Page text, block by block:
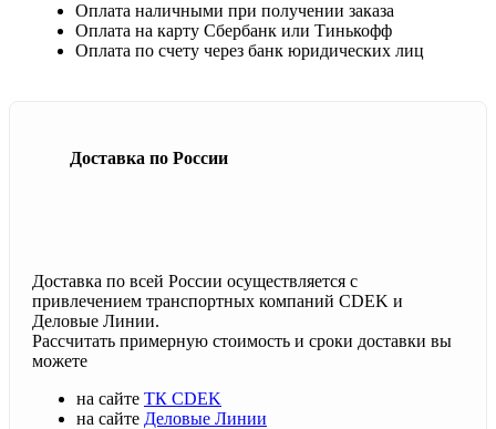
Оплата наличными при получении заказа
Оплата на карту Сбербанк или Тинькофф
Оплата по счету через банк юридических лиц
Доставка по России
Доставка по всей России осуществляется с
привлечением транспортных компаний CDEK и
Деловые Линии.
Рассчитать примерную стоимость и сроки доставки вы
можете
на сайте ТК CDEK
на сайте Деловые Линии